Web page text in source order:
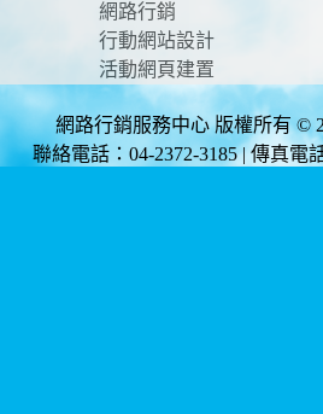
網路行銷
行動網站設計
活動網頁建置
網路行銷服務中心 版權所有 ©
聯絡電話：04-2372-3185 | 傳真電